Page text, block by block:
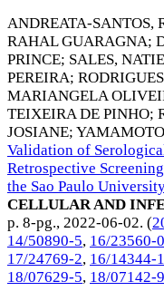
ANDREATA-SANTOS,
RAHAL GUARAGNA;
PRINCE; SALES,
PEREIRA;
MARIANGELA
TEIXEIRA DE PINHO;
JOSIANE;
Validation of
Retrospective
the Sao Paulo
CELLULAR AND
p. 8-pg., 2022-06-02. (
14/50890-5, 16/23560-0
17/24769-2, 16/14344-1
18/07629-5, 18/07142-9